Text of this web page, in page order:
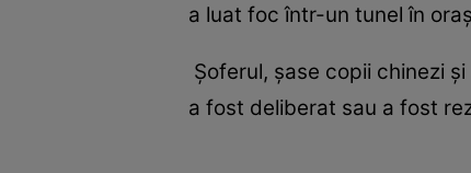
a luat foc într-un tunel în
Șoferul, șase copii chinezi
a fost deliberat sau a fost